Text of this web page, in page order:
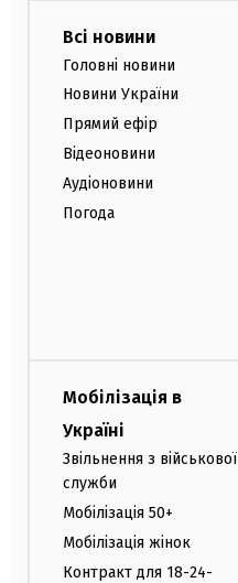
Всі новини
Головні новини
Новини України
Прямий ефір
Відеоновини
Аудіоновини
Погода
Мобілізація в
Україні
Звільнення з військової
служби
Мобілізація 50+
Мобілізація жінок
Контракт для 18-24-